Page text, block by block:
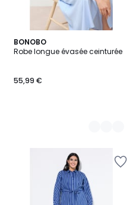
BONOBO
Robe longue évasée ceinturée
55,99 €
2
Couleurs